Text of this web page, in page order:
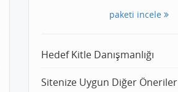
paketi incele
Hedef Kitle Danışmanlığı
Sitenize Uygun Diğer Öneriler